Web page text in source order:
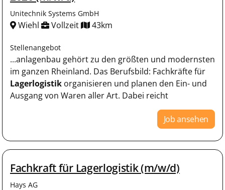
Unitechnik Systems GmbH
Wiehl Vollzeit 43km
Stellenangebot
...anlagenbau gehört zu den größten und modernsten
im ganzen Rheinland. Das Berufsbild: Fachkräfte für
Lagerlogistik organisieren und planen den Ein- und
Ausgang von Waren aller Art. Dabei reicht
Job ansehen
Fachkraft für Lagerlogistik (m/w/d)
Hays AG